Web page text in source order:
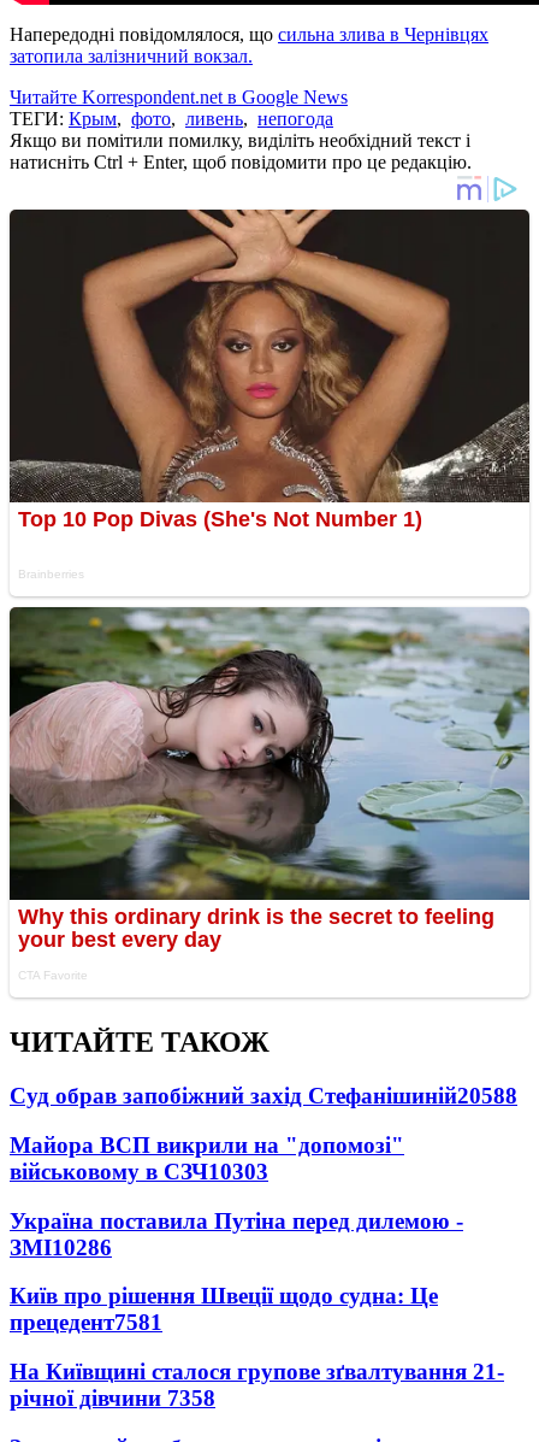
Напередодні повідомлялося, що сильна злива в Чернівцях
затопила залізничний вокзал.
Читайте Korrespondent.net в Google News
ТЕГИ: Крым, фото, ливень, непогода
Якщо ви помітили помилку, виділіть необхідний текст і
натисніть Ctrl + Enter, щоб повідомити про це редакцію.
ЧИТАЙТЕ ТАКОЖ
Суд обрав запобіжний захід Стефанішиній20588
Майора ВСП викрили на "допомозі"
військовому в СЗЧ10303
Україна поставила Путіна перед дилемою -
ЗМІ10286
Київ про рішення Швеції щодо судна: Це
прецедент7581
На Київщині сталося групове зґвалтування 21-
річної дівчини 7358